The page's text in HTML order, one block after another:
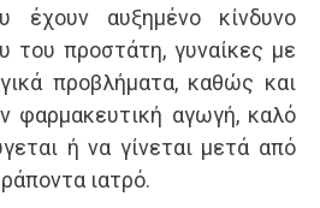
έχουν αυξημένο κίνδυνο
του προστάτη, γυναίκες με
προβλήματα, καθώς και
φαρμακευτική αγωγή, καλό
ή να γίνεται μετά από
ιατρό.